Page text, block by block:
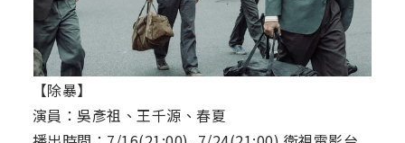
【除暴】
演員：吳彥祖、王千源、春夏